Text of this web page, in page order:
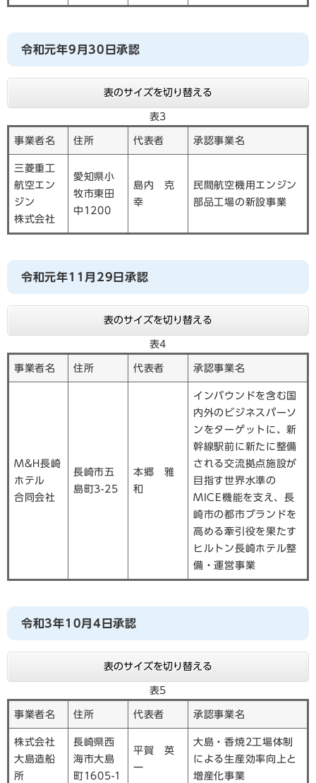
令和元年9月30日承認
表のサイズを切り替える
表3
事業者名 住所 代表者 承認事業名
三菱重工
航空エン
ジン
株式会社
愛知県小
牧市東田
中1200
島内 克
幸
民間航空機用エンジン
部品工場の新設事業
令和元年11月29日承認
表のサイズを切り替える
表4
事業者名 住所 代表者 承認事業名
M&H長崎
ホテル
合同会社
長崎市五
島町3-25
本郷 雅
和
インバウンドを含む国
内外のビジネスパーソ
ンをターゲットに、新
幹線駅前に新たに整備
される交流拠点施設が
目指す世界水準の
MICE機能を支え、長
崎市の都市ブランドを
高める牽引役を果たす
ヒルトン長崎ホテル整
備・運営事業
令和3年10月4日承認
表のサイズを切り替える
表5
事業者名 住所 代表者 承認事業名
株式会社
大島造船
所
長崎県西
海市大島
町1605-1
平賀 英
一
大島・香焼2工場体制
による生産効率向上と
増産化事業